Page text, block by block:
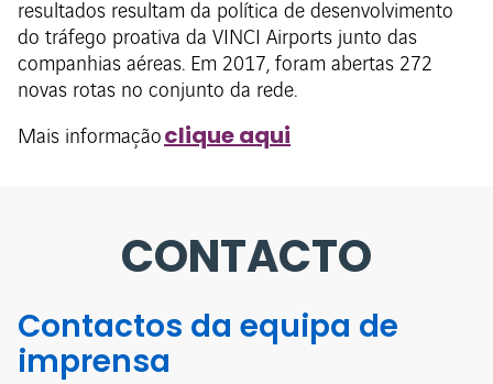
resultados resultam da política de desenvolvimento
do tráfego proativa da VINCI Airports junto das
companhias aéreas. Em 2017, foram abertas 272
novas rotas no conjunto da rede.
Mais informação clique aqui
CONTACTO
Contactos da equipa de
imprensa